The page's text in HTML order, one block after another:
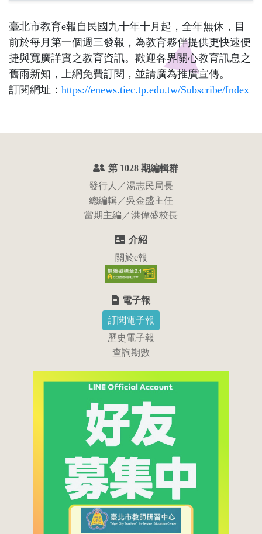
臺北市教育e報自民國九十年十月起，全年無休，目
前於每月第一個週三發報，為教育夥伴提供更快速便
捷與寬廣詳實之教育資訊。歡迎各界關心教育訊息之
舊雨新知，上網免費訂閱，並請廣為推廣宣傳。
訂閱網址： https://enews.tiec.tp.edu.tw/Subscribe/Index
第 1028 期編輯群
發行人／湯志民局長
總編輯／吳金盛主任
當期主編／洪偉盛校長
介紹
關於e報
電子報
訂閱電子報
歷史電子報
查詢期數